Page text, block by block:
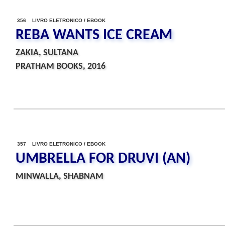
356 LIVRO ELETRONICO / EBOOK
REBA WANTS ICE CREAM
ZAKIA, SULTANA
PRATHAM BOOKS, 2016
357 LIVRO ELETRONICO / EBOOK
UMBRELLA FOR DRUVI (AN)
MINWALLA, SHABNAM